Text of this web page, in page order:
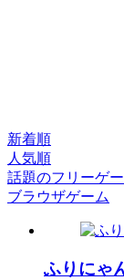
新着順
人気順
話題のフリーゲ
ブラウザゲーム
ふりにゃ